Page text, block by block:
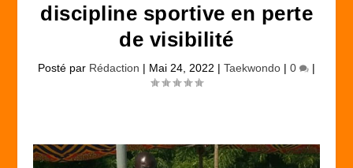
discipline sportive en perte
de visibilité
Posté par Rédaction | Mai 24, 2022 | Taekwondo | 0 |